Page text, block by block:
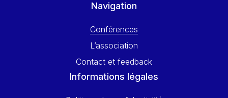
Navigation
Conférences
L’association
Contact et feedback
Informations légales